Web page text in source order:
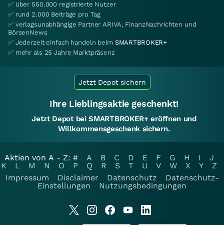
✅ über 550.000 registrierte Nutzer
✅ rund 2.000 Beiträge pro Tag
✅ verlagsunabhängige Partner ARIVA, FinanzNachrichten und
BörsenNews
✅ Jederzeit einfach handeln beim SMARTBROKER+
✅ mehr als 25 Jahre Marktpräsenz
Jetzt Depot sichern
Ihre Lieblingsaktie geschenkt!
Jetzt Depot bei SMARTBROKER+ eröffnen und
Willkommensgeschenk sichern.
Aktien von A - Z: # A B C D E F G H I
J
K
L M N O P Q R S T U V W X Y
Z
Impressum
Disclaimer Datenschutz
Datenschutz-
Einstellungen
Nutzungsbedingungen